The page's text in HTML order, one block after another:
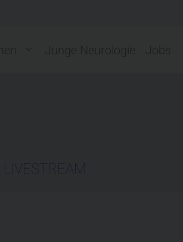
Junge Neurologie Jobs
der Dialog geschlossen. Seine Funktionalität ist